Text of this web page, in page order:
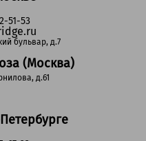
51-53
бульвар, д.7
(Москва)
д.61